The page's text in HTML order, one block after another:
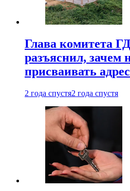
Глава комитета
разъяснил, зачем
присваивать
2 года спустя2 года спустя